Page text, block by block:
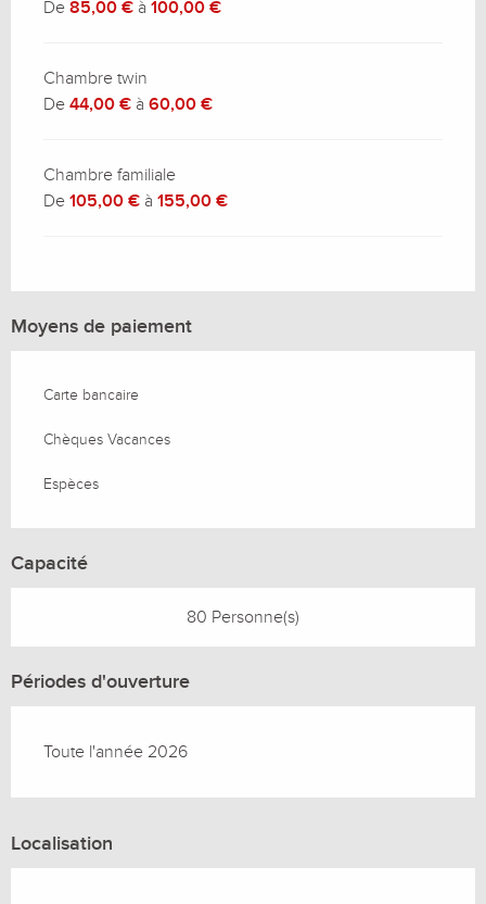
De 85,00 € à 100,00 €
Chambre twin
De 44,00 € à 60,00 €
Chambre familiale
De 105,00 € à 155,00 €
Moyens de paiement
Carte bancaire
Chèques Vacances
Espèces
Capacité
80 Personne(s)
Périodes d'ouverture
Toute l'année 2026
Localisation